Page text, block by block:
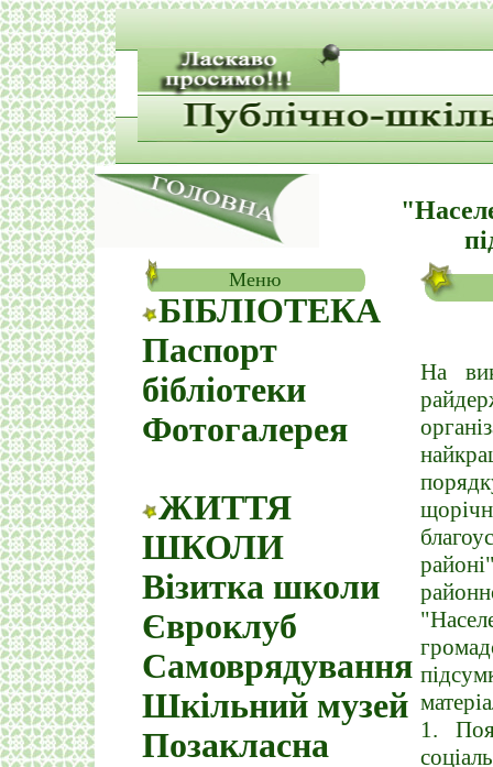
Меню
БІБЛІОТЕКА
Паспорт
бібліотеки
Фотогалерея
ЖИТТЯ
ШКОЛИ
Візитка школи
Євроклуб
Самоврядування
Шкільний музей
Позакласна
На
1.